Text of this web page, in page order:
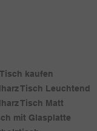
kaufen
Tisch Leuchtend
mit Glasplatte
Tisch Matt